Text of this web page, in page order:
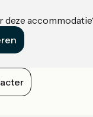
deze